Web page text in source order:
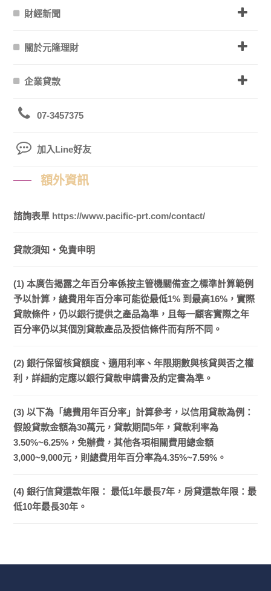
財經新聞
關於元隆理財
企業貸款
07-3457375
加入Line好友
額外資訊
諮詢表單 https://www.pacific-prt.com/contact/
貸款須知・免責申明
(1) 本廣告揭露之年百分率係按主管機關備查之標準計算範例
予以計算，總費用年百分率可能從最低1% 到最高16%，實際
貸款條件，仍以銀行提供之產品為準，且每一顧客實際之年
百分率仍以其個別貸款產品及授信條件而有所不同。
(2) 銀行保留核貸額度、適用利率、年限期數與核貸與否之權
利，詳細約定應以銀行貸款申請書及約定書為準。
(3) 以下為「總費用年百分率」計算參考，以信用貸款為例：
假設貸款金額為30萬元，貸款期間5年，貸款利率為
3.50%~6.25%，免辦費，其他各項相關費用總金額
3,000~9,000元，則總費用年百分率為4.35%~7.59%。
(4) 銀行信貸還款年限： 最低1年最長7年，房貸還款年限：最
低10年最長30年。